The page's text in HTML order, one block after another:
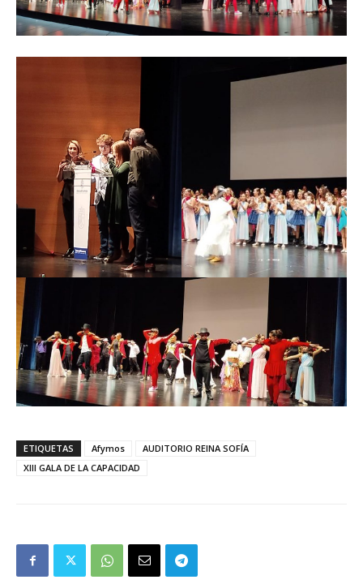
ETIQUETAS Afymos
AUDITORIO REINA SOFÍA
XIII GALA DE LA CAPACIDAD